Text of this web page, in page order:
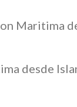
Maritima
desde